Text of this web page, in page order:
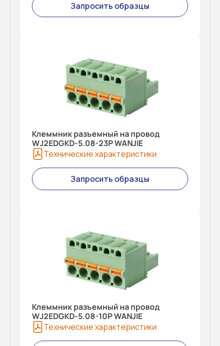
Запросить образцы
Клеммник разъемный на провод
WJ2EDGKD-5.08-23P WANJIE
Технические характеристики
Запросить образцы
Клеммник разъемный на провод
WJ2EDGKD-5.08-10P WANJIE
Технические характеристики